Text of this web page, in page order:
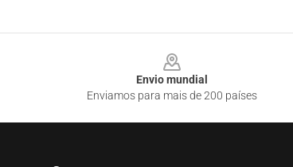
Envio mundial
Enviamos para mais de 200 países